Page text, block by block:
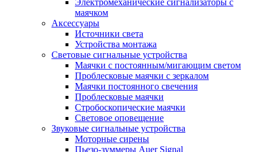
Электромеханические сигнализаторы с
маячком
Аксессуары
Источники света
Устройства монтажа
Световые сигнальные устройства
Маячки с постоянным/мигающим светом
Проблесковые маячки с зеркалом
Маячки постоянного свечения
Проблесковые маячки
Стробоскопические маячки
Световое оповещение
Звуковые сигнальные устройства
Моторные сирены
Пьезо-зуммеры Auer Signal